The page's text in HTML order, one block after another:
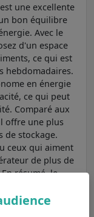
une excellente
bon équilibre
Avec le
d'un espace
ce qui est
hebdomadaires.
en énergie
ce qui peut
Comparé aux
offre une plus
de stockage.
ceux qui aiment
de plus de
résumé, le
rangement.